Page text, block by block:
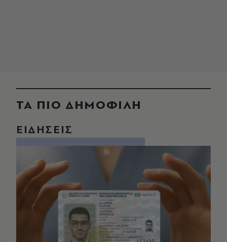
ΤΑ ΠΙΟ ΔΗΜΟΦΙΛΗ
ΕΙΔΗΣΕΙΣ